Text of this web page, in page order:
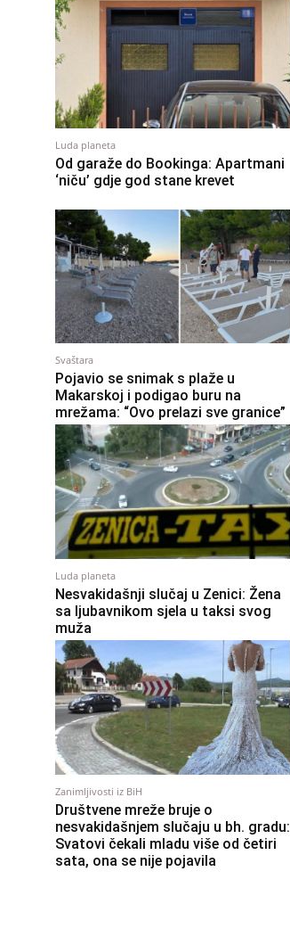
Luda planeta
Od garaže do Bookinga: Apartmani
‘niču’ gdje god stane krevet
Svaštara
Pojavio se snimak s plaže u
Makarskoj i podigao buru na
mrežama: “Ovo prelazi sve granice”
Luda planeta
Nesvakidašnji slučaj u Zenici: Žena
sa ljubavnikom sjela u taksi svog
muža
Zanimljivosti iz BiH
Društvene mreže bruje o
nesvakidašnjem slučaju u bh. gradu:
Svatovi čekali mladu više od četiri
sata, ona se nije pojavila